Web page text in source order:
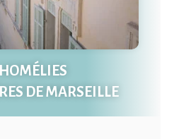
HOMÉLIES
DE MARSEILLE